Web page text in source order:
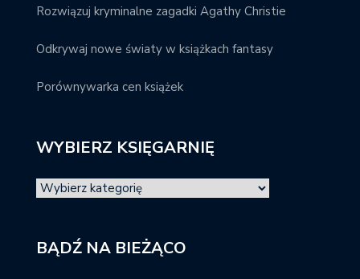
Rozwiązuj kryminalne zagadki Agathy Christie
Odkrywaj nowe światy w książkach fantasy
Porównywarka cen książek
WYBIERZ KSIĘGARNIĘ
BĄDŹ NA BIEŻĄCO